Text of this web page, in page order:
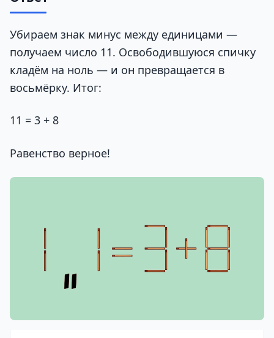
Убираем знак минус между единицами —
получаем число 11. Освободившуюся спичку
кладём на ноль — и он превращается в
восьмёрку. Итог:
11 = 3 + 8
Равенство верное!